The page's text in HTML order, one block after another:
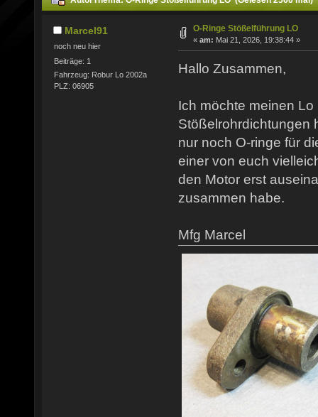
Marcel91
noch neu hier
Beiträge: 1
Fahrzeug: Robur Lo 2002a
PLZ: 06905
O-Ringe Stößelführung LO
« am: Mai 21, 2026, 19:38:44 »
Hallo Zusammen,
Ich möchte meinen
Stößelrohrdichtungen
nur noch O-ringe für
einer von euch
den Motor erst
zusammen habe.
Mfg Marcel